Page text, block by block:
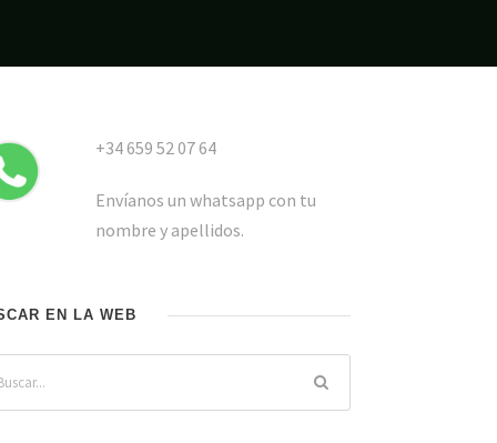
+34 659 52 07 64
Envíanos un whatsapp con tu
nombre y apellidos.
EN LA WEB